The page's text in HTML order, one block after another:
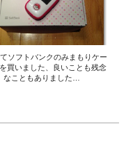
ソフトバンクのみまもりケー
買いました、良いことも残念
なこともありました…